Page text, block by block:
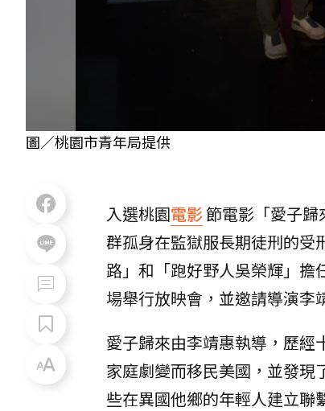
圖／桃園市青年局提供
入選桃園電影 節電影「愛子
群孤身在監獄服長期徒刑的受
路」和「跑好野人吳榮輝」擔
場舉行放映會，並邀請導演李
愛子歸來由李靖惠執導，歷經
家庭劇變而移民美國，並發現
些在異國他鄉的年輕人建立聯